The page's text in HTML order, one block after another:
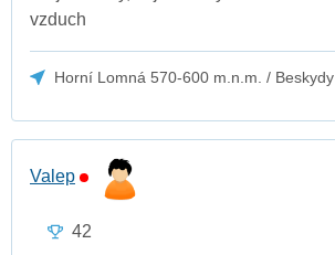
vzduch
Horní Lomná 570-600 m.n.m. / Beskydy
Valep
42